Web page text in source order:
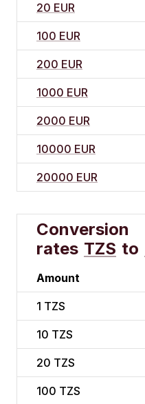
20 EUR
100 EUR
200 EUR
1000 EUR
2000 EUR
10000 EUR
20000 EUR
Conversion
rates TZS to
Amount
1 TZS
10 TZS
20 TZS
100 TZS